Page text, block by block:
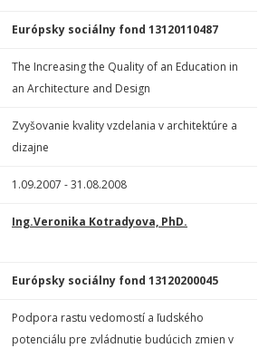
Európsky sociálny fond 13120110487
The Increasing the Quality of an Education in
an Architecture and Design
Zvyšovanie kvality vzdelania v architektúre a
dizajne
1.09.2007 - 31.08.2008
Ing.Veronika Kotradyova, PhD.
Európsky sociálny fond 13120200045
Podpora rastu vedomostí a ľudského
potenciálu pre zvládnutie budúcich zmien v